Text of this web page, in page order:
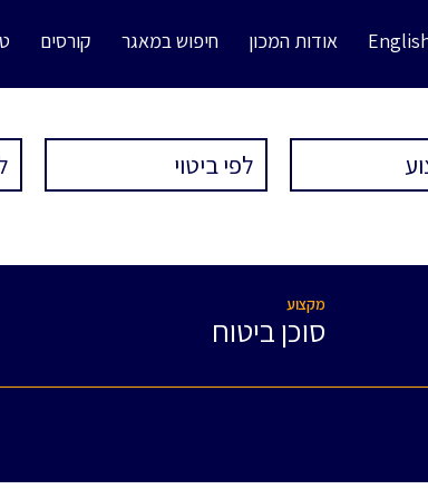
אודות המכון חיפוש במאגר קורסים
מקצוע
סוכן ביטוח